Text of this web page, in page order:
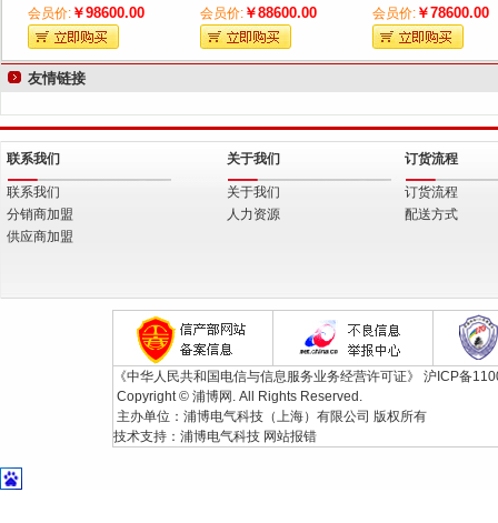
会员价:￥98600.00
会员价:￥88600.00
会员价: ￥78600.00
友情链接
联系我们
联系我们
分销商加盟
供应商加盟
关于我们
关于我们
人力资源
订货流程
订货流程
配送方式
《中华人民共和国电信与信息服务业务经营许可证》 沪ICP备
Copyright © 浦博网. All Rights Reserved.
主办单位：浦博电气科技（上海）有限公司 版权所有
技术支持： 浦博电气科技 网站报错